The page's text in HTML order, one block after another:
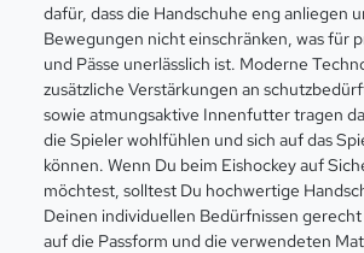
dafür, dass die Handschuhe eng anliegen
Bewegungen nicht einschränken, was für
und Pässe unerlässlich ist. Moderne
zusätzliche Verstärkungen an
sowie atmungsaktive Innenfutter tragen
die Spieler wohlfühlen und sich auf das
können. Wenn Du beim Eishockey auf
möchtest, solltest Du hochwertige
Deinen individuellen Bedürfnissen
auf die Passform und die verwendeten